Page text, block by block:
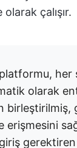
çalışır.
her
olarak
birleştirilmiş,
erişmesini